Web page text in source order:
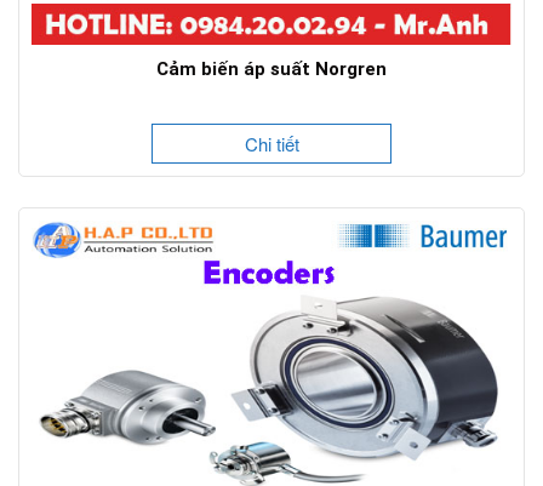
Cảm biến áp suất Norgren
Chi tiết